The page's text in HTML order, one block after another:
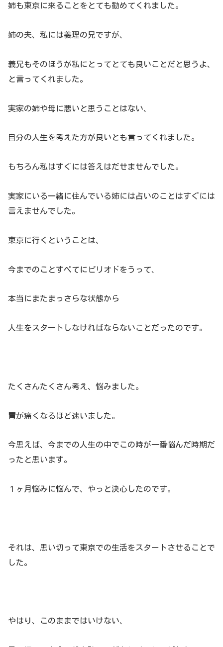
姉も東京に来ることをとても勧めてくれました。
姉の夫、私には義理の兄ですが、
義兄もそのほうが私にとってとても良いことだと思うよ、
と言ってくれました。
実家の姉や母に悪いと思うことはない、
自分の人生を考えた方が良いとも言ってくれました。
もちろん私はすぐには答えはだせませんでした。
実家にいる一緒に住んでいる姉には占いのことはすぐには
言えませんでした。
東京に行くということは、
今までのことすべてにピリオドをうって、
本当にまたまっさらな状態から
人生をスタートしなければならないことだったのです。
たくさんたくさん考え、悩みました。
胃が痛くなるほど迷いました。
今思えば、今までの人生の中でこの時が一番悩んだ時期だ
ったと思います。
１ヶ月悩みに悩んで、やっと決心したのです。
それは、思い切って東京での生活をスタートさせることで
した。
やはり、このままではいけない、